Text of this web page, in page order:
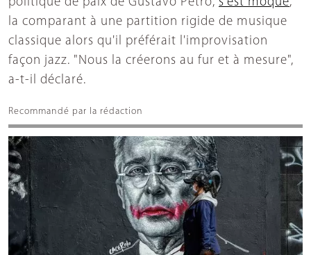
la comparant à une partition rigide de musique
classique alors qu'il préférait l'improvisation
façon jazz. "Nous la créerons au fur et à mesure",
a-t-il déclaré.
Recommandé par la rédaction